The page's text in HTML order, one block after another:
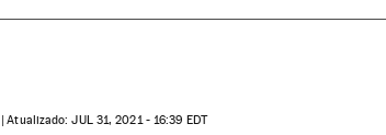
atualizado: JUL31, 2021 - 16:39 EDT